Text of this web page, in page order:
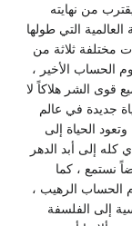
من نهايته
العالمية التي طولها
مختلفة ثلاثة من
الحساب الأخير ،
قوى الشر هلاكاً لا
جديدة في عالم
الحياة إلى
كله إلى أبد الدهر
نستمع ، كما
الحساب الرهيب ،
إلى الفلسفة